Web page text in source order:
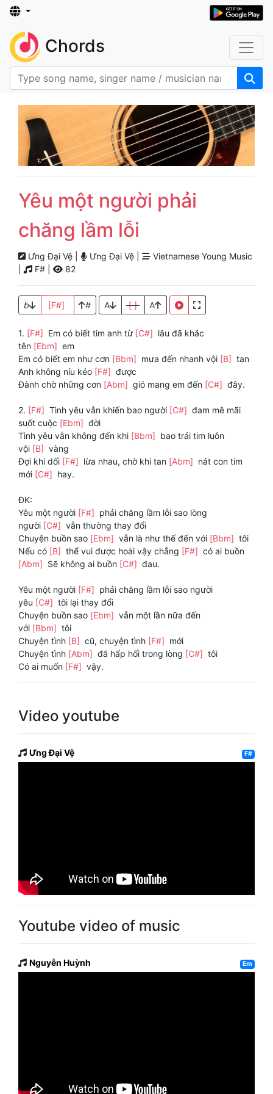
Chords
Yêu một người phải
chăng lầm lỗi
Ưng Đại Vệ | Ưng Đại Vệ |
Vietnamese Young Music
F# | 82
b [F#] # A [ ] A
1. [F#] Em có biết tim anh từ [C#] lâu đã khắc
tên [Ebm] em
Em có biết em như cơn [Bbm] mưa đến nhanh vội [B] tan
Anh không níu kéo [F#] được
Đành chờ những cơn [Abm] gió mang em đến [C#] đây.
2. [F#] Tình yêu vẫn khiến bao người [C#] đam mê mãi
suốt cuộc [Ebm] đời
Tình yêu vẫn không đến khi [Bbm] bao trái tim luôn
vội [B] vàng
Đợi khi dối [F#] lừa nhau, chờ khi tan [Abm] nát con tim
mới [C#] hay.
ĐK:
Yêu một người [F#] phải chăng lầm lỗi sao lòng
người [C#] vẫn thường thay đổi
Chuyện buồn sao [Ebm] vẫn là như thế đến với [Bbm] tôi
Nếu có [B] thể vui được hoài vậy chẳng [F#] có ai buồn
[Abm] Sẽ không ai buồn [C#] đau.
Yêu một người [F#] phải chăng lầm lỗi sao người
yêu [C#] tôi lại thay đổi
Chuyện buồn sao [Ebm] vẫn một lần nữa đến
với [Bbm] tôi
Chuyện tình [B] cũ, chuyện tình [F#] mới
Chuyện tình [Abm] đã hấp hối trong lòng [C#] tôi
Có ai muốn [F#] vậy.
Video youtube
Ưng Đại Vệ F#
Youtube video of music
Nguyễn Huỳnh Em